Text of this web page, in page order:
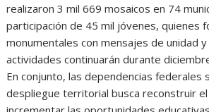
realizaron 3 mil 669 mosaicos en 74
participación de 45 mil jóvenes, quienes
monumentales con mensajes de unidad y
actividades continuarán durante
En conjunto, las dependencias federales
despliegue territorial busca reconstruir